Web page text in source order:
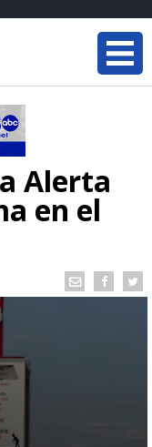
Alerta
en el